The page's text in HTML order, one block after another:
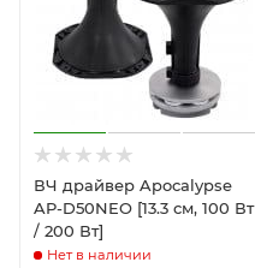
ВЧ драйвер Apocalypse
AP-D50NEO [13.3 см, 100 Вт
/ 200 Вт]
Нет в наличии